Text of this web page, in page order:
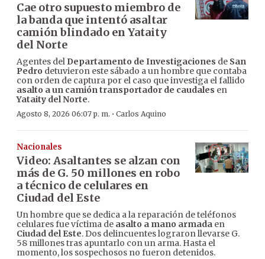
Cae otro supuesto miembro de
la banda que intentó asaltar
camión blindado en Yataity
del Norte
Agentes del Departamento de Investigaciones de San
Pedro detuvieron este sábado a un hombre que contaba
con orden de captura por el caso que investiga el fallido
asalto a un camión transportador de caudales en
Yataity del Norte.
Agosto 8, 2026 06:07 p. m. · Carlos Aquino
Nacionales
Video: Asaltantes se alzan con
más de G. 50 millones en robo
a técnico de celulares en
Ciudad del Este
Un hombre que se dedica a la reparación de teléfonos
celulares fue víctima de asalto a mano armada en
Ciudad del Este. Dos delincuentes lograron llevarse G.
58 millones tras apuntarlo con un arma. Hasta el
momento, los sospechosos no fueron detenidos.